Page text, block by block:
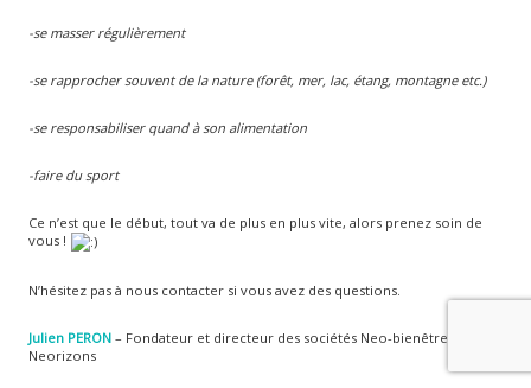
-se masser régulièrement
-se rapprocher souvent de la nature (forêt, mer, lac, étang, montagne etc.)
-se responsabiliser quand à son alimentation
-faire du sport
Ce n’est que le début, tout va de plus en plus vite, alors prenez soin de
vous !
N’hésitez pas à nous contacter si vous avez des questions.
Julien PERON– Fondateur et directeur des sociétés Neo-bienêtre et
Neorizons